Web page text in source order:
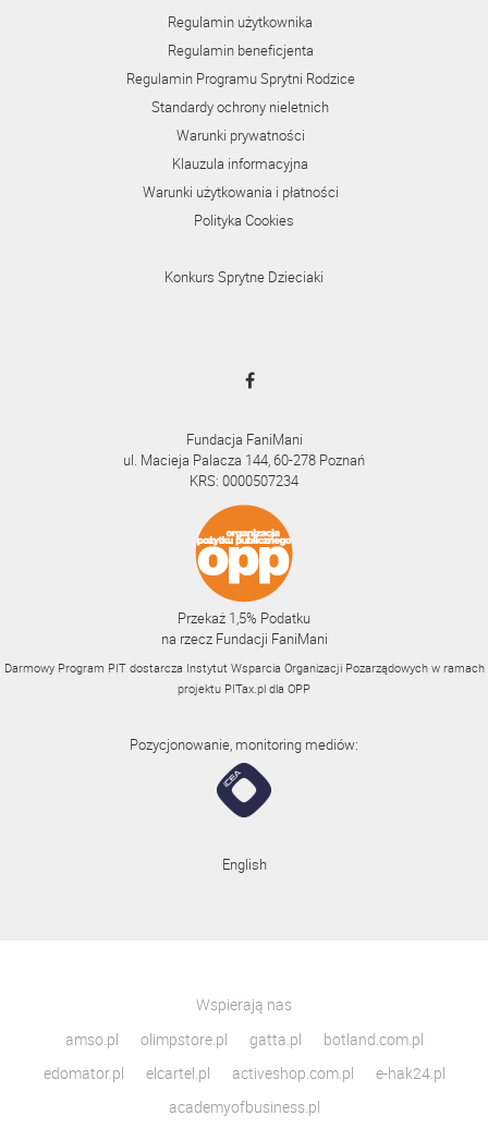
Regulamin użytkownika
Regulamin beneficjenta
Regulamin Programu Sprytni Rodzice
Standardy ochrony nieletnich
Warunki prywatności
Klauzula informacyjna
Warunki użytkowania i płatności
Polityka Cookies
Konkurs Sprytne Dzieciaki
Fundacja FaniMani
ul. Macieja Palacza 144, 60-278 Poznań
KRS: 0000507234
Przekaż 1,5% Podatku
na rzecz Fundacji FaniMani
Darmowy Program PIT dostarcza Instytut Wsparcia Organizacji Pozarządowych w ramach
projektu PITax.pl dla OPP
Pozycjonowanie, monitoring mediów:
English
Wspierają nas
amso.pl
olimpstore.pl gatta.pl
botland.com.pl
edomator.pl
elcartel.pl activeshop.com.pl
e-hak24.pl
academyofbusiness.pl